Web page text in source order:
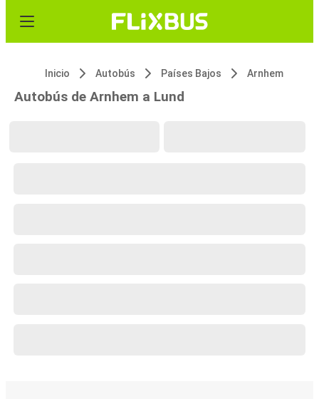
Inicio Autobús Países Bajos Arnhem
Autobús de Arnhem a Lund